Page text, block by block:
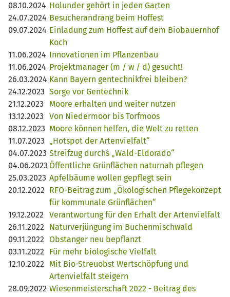
08.10.2024 Holunder gehört in jeden Garten
24.07.2024 Besucherandrang beim Hoffest
09.07.2024 Einladung zum Hoffest auf dem Biobauernhof
Koch
11.06.2024 Innovationen im Pflanzenbau
11.06.2024 Projektmanager (m / w / d) gesucht!
26.03.2024 Kann Bayern gentechnikfrei bleiben?
24.12.2023 Sorge vor Gentechnik
21.12.2023
Moore erhalten und weiter nutzen
13.12.2023
Von Niedermoor bis Torfmoos
08.12.2023 Moore können helfen, die Welt zu retten
11.07.2023 „Hotspot der Artenvielfalt“
04.07.2023 Streifzug durch´s „Wald-Eldorado“
04.06.2023 Öffentliche Grünflächen naturnah pflegen
25.03.2023 Apfelbäume wollen gepflegt sein
20.12.2022 RFO-Beitrag zum „Ökologischen Pflegekonzept
für kommunale Grünflächen“
19.12.2022
Verantwortung für den Erhalt der Artenvielfalt
26.11.2022
Naturverjüngung im Buchenmischwald
09.11.2022 Obstanger neu bepflanzt
03.11.2022
Für mehr biologische Vielfalt
12.10.2022
Mit Bio-Streuobst Wertschöpfung und
Artenvielfalt steigern
28.09.2022 Wiesenmeisterschaft 2022 - Beitrag des